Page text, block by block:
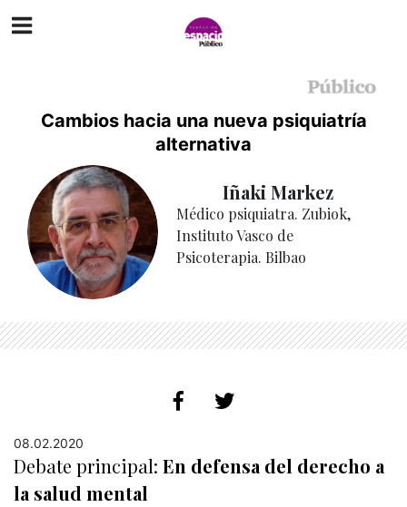
Cambios hacia una nueva psiquiatría
alternativa
Iñaki Markez
Médico psiquiatra. Zubiok,
Instituto Vasco de
Psicoterapia. Bilbao
08.02.2020
Debate principal: En defensa del derecho a
la salud mental